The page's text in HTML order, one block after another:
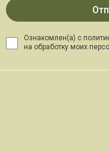
Ознакомлен(а) с
на обработку моих